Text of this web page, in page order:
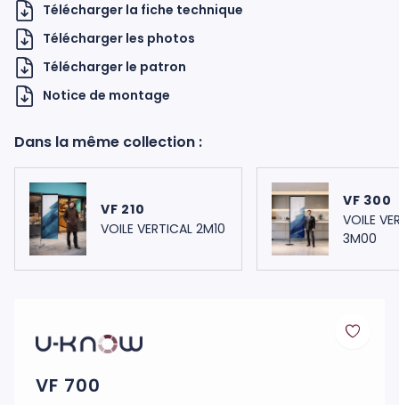
UKNOW
Télécharger la fiche technique
Télécharger les photos
Télécharger le patron
Notice de montage
Dans la même collection :
VF 210
VOILE VERTICAL 2M10
VF 300
VOILE
3M00
VF 700